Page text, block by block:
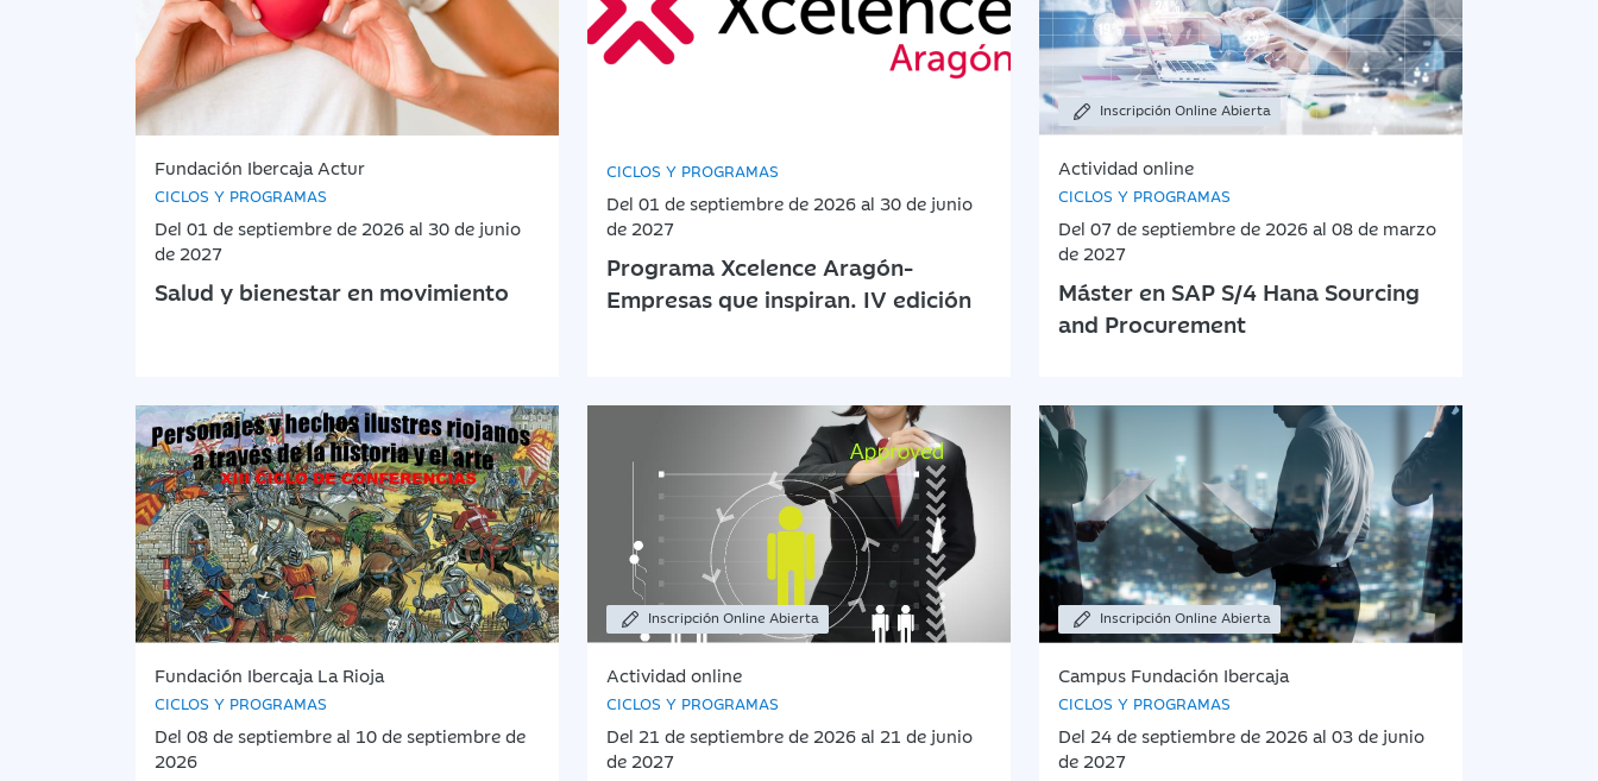
Fundación Ibercaja Actur
CICLOS Y PROGRAMAS
Del 01 de septiembre de 2026 al 30 de junio
de 2027
Salud y bienestar en movimiento
CICLOS Y PROGRAMAS
Del 01 de septiembre de 2026 al 30 de junio
de 2027
Programa Xcelence Aragón-
Empresas que inspiran. IV edición
Inscripción Online Abierta
Actividad online
CICLOS Y PROGRAMAS
Del 07 de septiembre de 2026 al 08 de marzo
de 2027
Máster en SAP S/4 Hana Sourcing
and Procurement
Fundación Ibercaja La Rioja
CICLOS Y PROGRAMAS
Del 08 de septiembre al 10 de septiembre de
2026
Inscripción Online Abierta
Actividad online
CICLOS Y PROGRAMAS
Del 21 de septiembre de 2026 al 21 de junio
de 2027
Inscripción Online Abierta
Campus Fundación Ibercaja
CICLOS Y PROGRAMAS
Del 24 de septiembre de 2026 al 03 de junio
de 2027